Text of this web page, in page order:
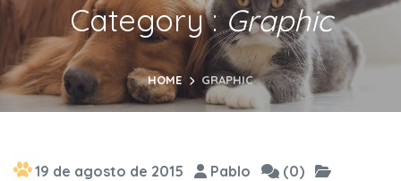
Category :Graphic
HOME GRAPHIC
19 de agosto de 2015 Pablo
(0)